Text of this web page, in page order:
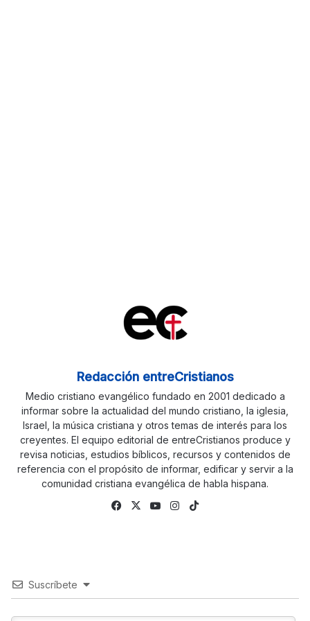
Redacción entreCristianos
Medio cristiano evangélico fundado en 2001 dedicado a
informar sobre la actualidad del mundo cristiano, la iglesia,
Israel, la música cristiana y otros temas de interés para los
creyentes. El equipo editorial de entreCristianos produce y
revisa noticias, estudios bíblicos, recursos y contenidos de
referencia con el propósito de informar, edificar y servir a la
comunidad cristiana evangélica de habla hispana.
Facebook
X YouTubeInstagram
Suscríbete